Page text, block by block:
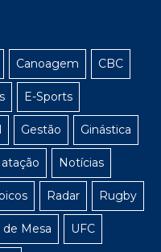
Canoagem CBC
E-Sports
Gestão Ginástica
Notícias
Radar Rugby
de Mesa UFC